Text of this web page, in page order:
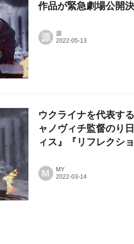
作品が緊急劇場公開決
源 源
ウクライナを代表す
ャノヴィチ監督のり
ィス』『リフレクシ
M MY